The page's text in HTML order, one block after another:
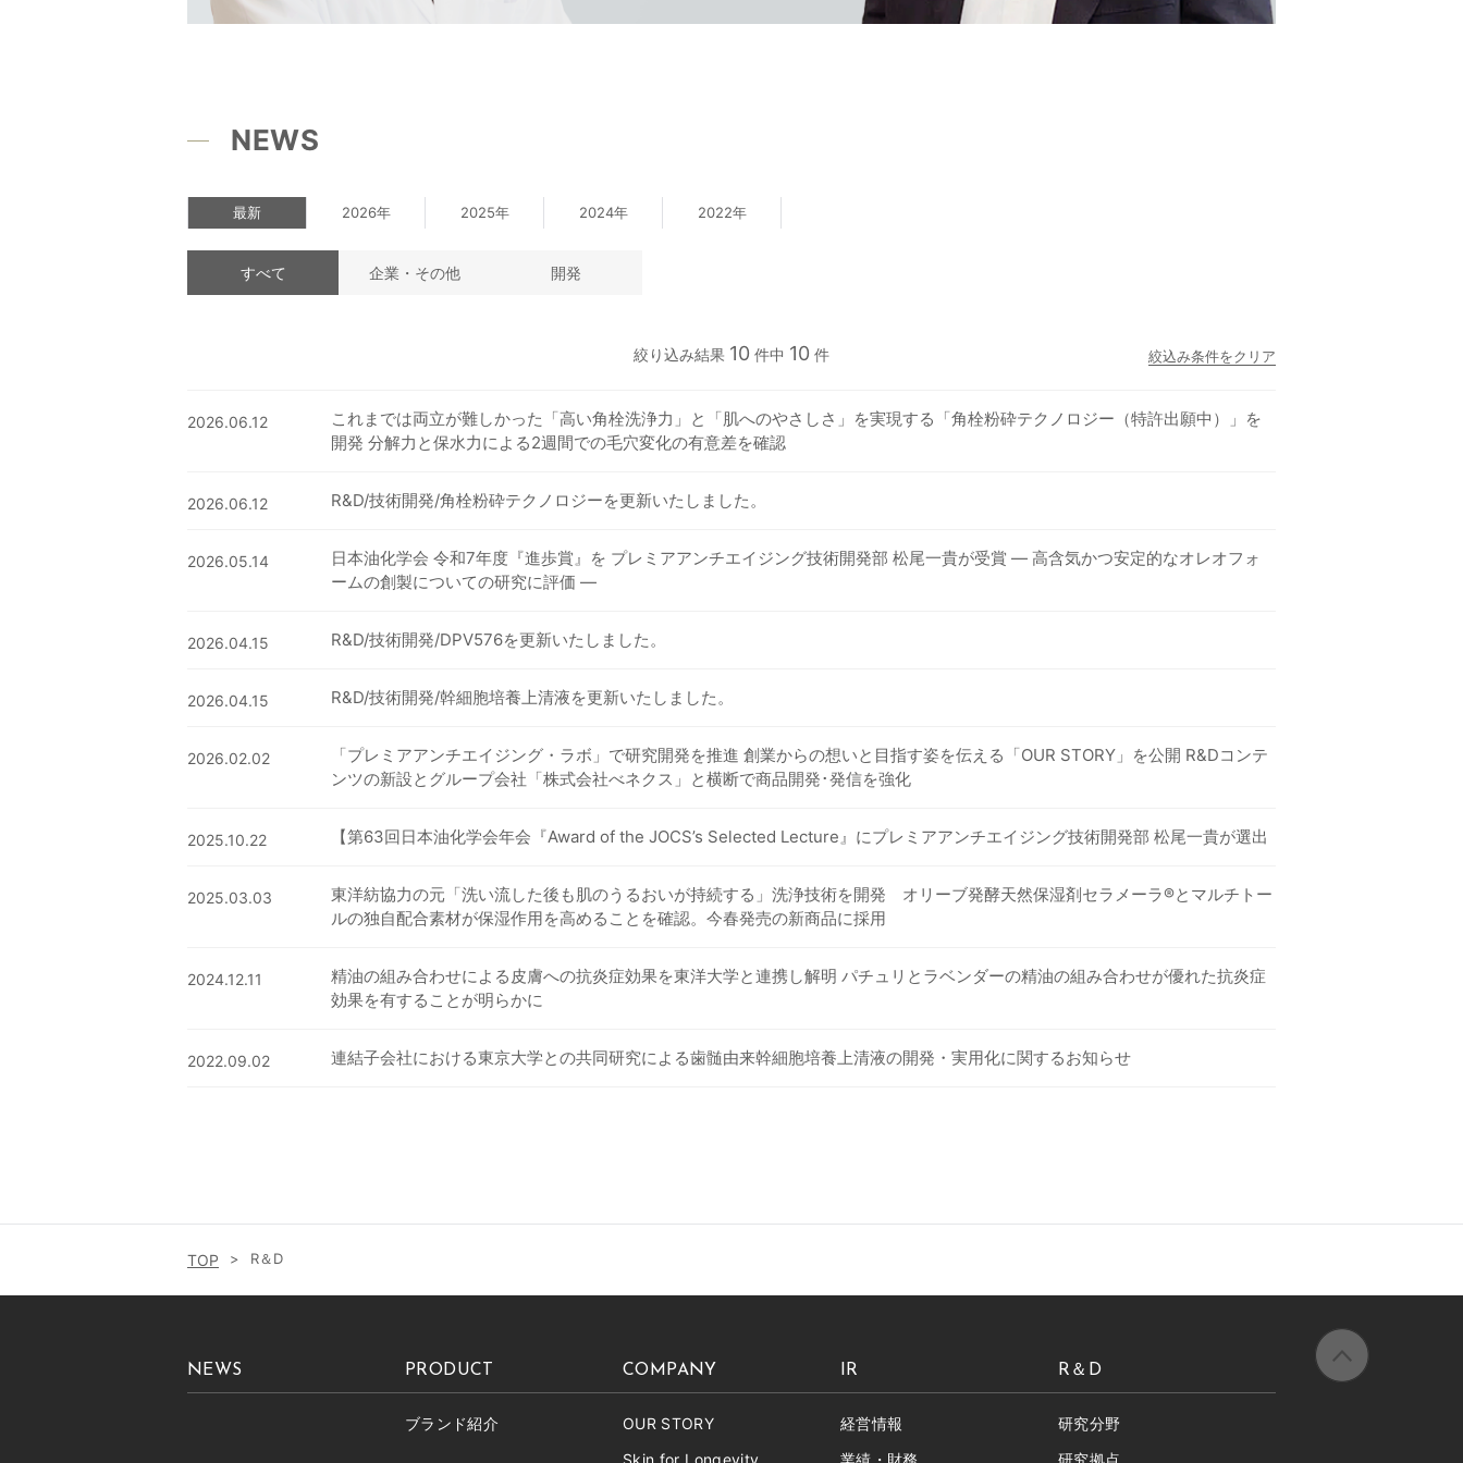
NEWS
最新 2026年 2025年 2024年 2022年
すべて 企業・その他 開発
絞込み条件をクリア
絞り込み結果 10 件中 10 件
2026.06.12
これまでは両立が難しかった「高い角栓洗浄力」と「肌へのやさしさ」を実現する「角栓粉砕テクノロジー（特許出願中）」を
開発 分解力と保水力による2週間での毛穴変化の有意差を確認
2026.06.12 R&D/技術開発/角栓粉砕テクノロジーを更新いたしました。
2026.05.14
日本油化学会 令和7年度『進歩賞』を プレミアアンチエイジング技術開発部 松尾一貴が受賞 ― 高含気かつ安定的なオレオフォ
ームの創製についての研究に評価 ―
2026.04.15 R&D/技術開発/DPV576を更新いたしました。
2026.04.15 R&D/技術開発/幹細胞培養上清液を更新いたしました。
2026.02.02
「プレミアアンチエイジング・ラボ」で研究開発を推進 創業からの想いと目指す姿を伝える「OUR STORY」を公開 R&Dコンテ
ンツの新設とグループ会社「株式会社べネクス」と横断で商品開発･発信を強化
2025.10.22 【第63回日本油化学会年会『Award of the JOCS’s Selected Lecture』にプレミアアンチエイジング技術開発部 松尾一貴が選出
2025.03.03
東洋紡協力の元「洗い流した後も肌のうるおいが持続する」洗浄技術を開発 オリーブ発酵天然保湿剤セラメーラ®とマルチトー
ルの独自配合素材が保湿作用を高めることを確認。今春発売の新商品に採用
2024.12.11
精油の組み合わせによる皮膚への抗炎症効果を東洋大学と連携し解明 パチュリとラベンダーの精油の組み合わせが優れた抗炎症
効果を有することが明らかに
2022.09.02 連結子会社における東京大学との共同研究による歯髄由来幹細胞培養上清液の開発・実用化に関するお知らせ
R＆D
NEWS PRODUCT
ブランド紹介
COMPANY
OUR STORY
Skin for Longevity
IR
経営情報
業績・財務
R＆D
研究分野
研究拠点